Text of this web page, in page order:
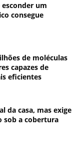
um
consegue
de moléculas
capazes de
eficientes
da casa, mas exige
sob a cobertura